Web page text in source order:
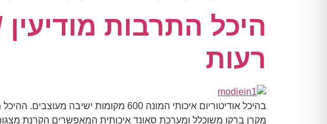
היכל התרבות
רעות
בהיכל אודיטוריום איכותי המונה 600 מקומות ישיבה מעוצבים. ההיכל מצוייד במערכות טכניות, מערכות תאורה ומתקני במה מהמתקדמים בעולם
מקרן ברקו משוכלל ומערכת סאונד איכותית המאפשרים הקרנת